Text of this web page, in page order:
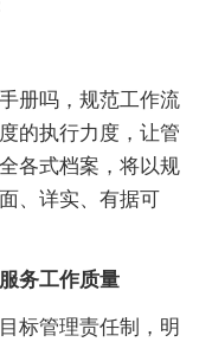
册吗，规范工作流
的执行力度，让管
各式档案，将以规
、详实、有据可
务工作质量
管理责任制，明